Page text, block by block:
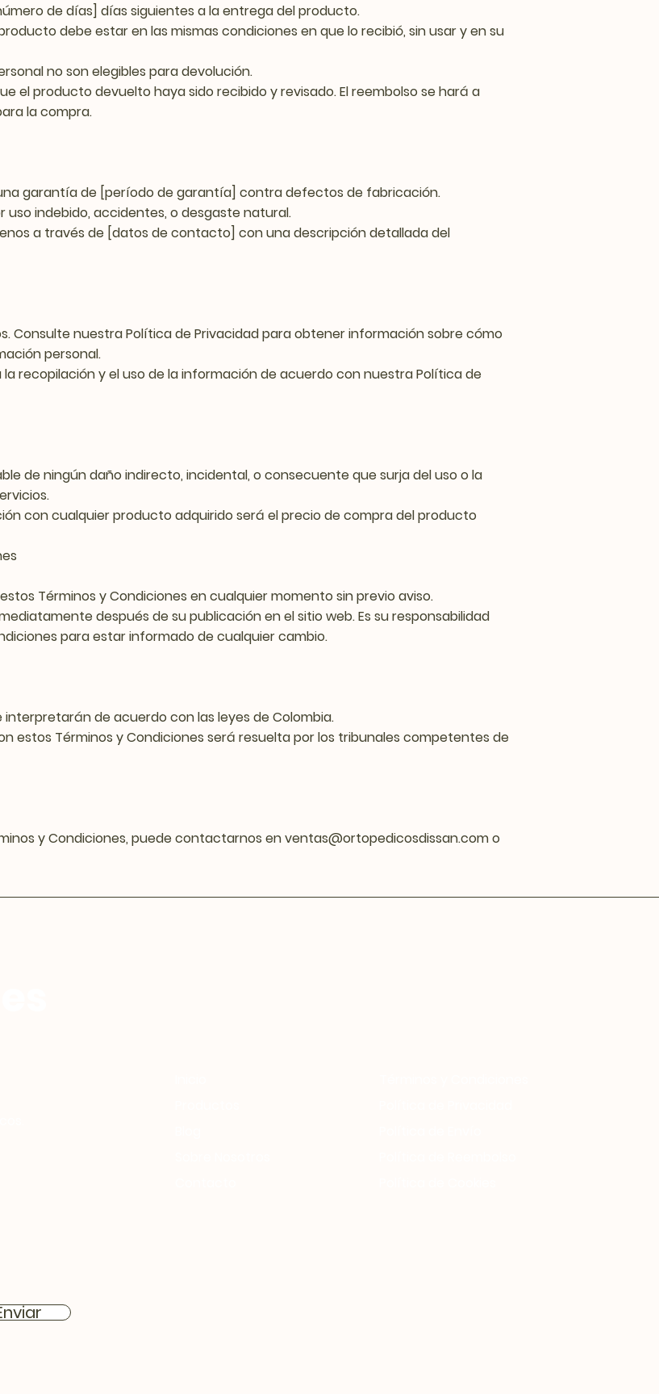
de días] días siguientes a la entrega del producto.
debe estar en las mismas condiciones en que lo recibió, sin usar y en su
no son elegibles para devolución.
el producto devuelto haya sido recibido y revisado. El reembolso se hará a
la compra.
garantía de [período de garantía] contra defectos de fabricación.
uso indebido, accidentes, o desgaste natural.
a través de [datos de contacto] con una descripción detallada del
Consulte nuestra Política de Privacidad para obtener información sobre cómo
personal.
recopilación y el uso de la información de acuerdo con nuestra Política de
de ningún daño indirecto, incidental, o consecuente que surja del uso o la
con cualquier producto adquirido será el precio de compra del producto
Términos y Condiciones en cualquier momento sin previo aviso.
después de su publicación en el sitio web. Es su responsabilidad
para estar informado de cualquier cambio.
interpretarán de acuerdo con las leyes de Colombia.
estos Términos y Condiciones será resuelta por los tribunales competentes de
y Condiciones, puede contactarnos en ventas@ortopedicosdissan.com o